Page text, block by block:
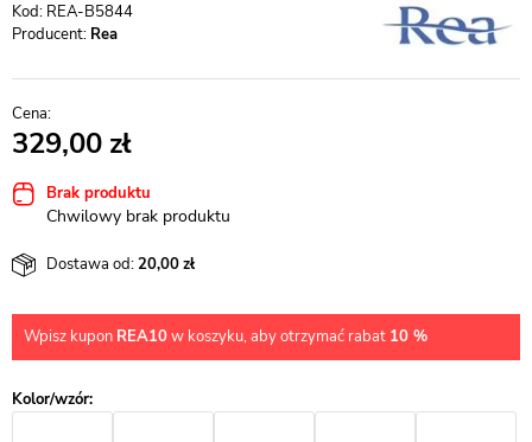
REA-B5844
Producent: Rea
329,00
Brak produktu
Chwilowy brak produktu
Dostawa od:20,00
Wpisz kupon REA10w koszyku, aby otrzymać rabat 10 %